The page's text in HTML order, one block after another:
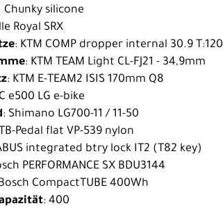
Chunky silicone
Royal SRX
: KTM COMP dropper internal 30.9 T:120
: KTM TEAM Light CL-FJ21 - 34,9mm
: KTM E-TEAM2 ISIS 170mm Q8
e500 LG e-bike
: Shimano LG700-11 / 11-50
Pedal flat VP-539 nylon
integrated btry lock IT2 (T82 key)
PERFORMANCE SX BDU3144
CompactTUBE 400Wh
: 400